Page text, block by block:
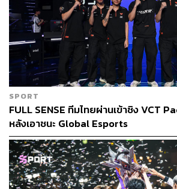
ซึ่งจุดนี้เป็นที่น่าสนใจ เพราะ TEDx
กุมภาพันธ์ 2017
จอน แพน (Jon Pan)
อีสปอร์ตว่า แบรนด์ใหญ่ทั่วโลก รวมถึง
อย่างแมนเชสเตอร์ ซิตี้ ก็หันมาสนับสนุนเ
ปอร์ต เนื่องจากต้องการเป็นที่รู้จักในกลุ่
ขึ้นมากับการใช้สมาร์ทโฟนและคอมพิวเ
โทรทัศน์
จอน แพน ยังเผยว่า นอกจากยอดวิวของม
โอลิมปิกฤดูร้อน อเมริกันฟุตบอล NFL ห
พรีเมียร์ลีกอังกฤษ จะเรตติ้งตกแล้ว เยา
กีฬาน้อยลงอีกด้วย เนื่องจากต้นทุนในกา
สหรัฐฯ สูงขึ้นทุกวัน
SPORT
FULL SENSE ทีมไทยผ่านเข้าชิง VCT
หลังเอาชนะ Global Esports